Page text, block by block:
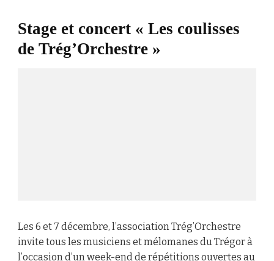
Stage et concert « Les coulisses
de Trég’Orchestre »
Les 6 et 7 décembre, l’association Trég’Orchestre
invite tous les musiciens et mélomanes du Trégor à
l’occasion d’un week-end de répétitions ouvertes au